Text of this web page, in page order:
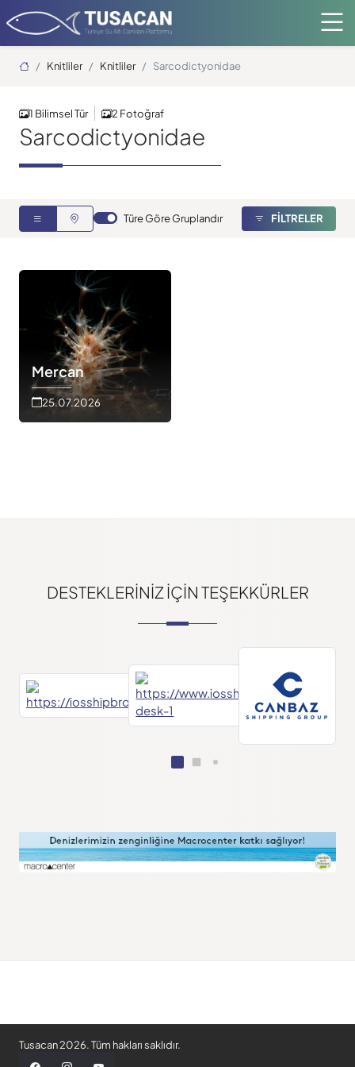
Ana Sayfa
Knitliler Knitliler Sarcodictyonidae
1 Bilimsel Tür 2 Fotoğraf
Sarcodictyonidae
Türe Göre Gruplandır FİLTRELER
Mercan
25.07.2026
DESTEKLERINIZ IÇIN TEŞEKKÜRLER
Tusacan 2026. Tüm hakları saklıdır.